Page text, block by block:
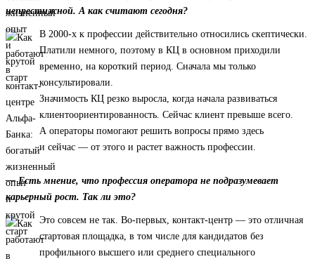
непрестижной. А как считают сегодня?
В 2000-х к профессии действительно относились скептически.
Платили немного, поэтому в КЦ в основном приходили
временно, на короткий период. Сначала мы только
консультировали.
Значимость КЦ резко выросла, когда начала развиваться
клиентоориентированность. Сейчас клиент превыше всего.
А операторы помогают решить вопросы прямо здесь
и сейчас — от этого и растет важность профессии.
— Есть мнение, что профессия оператора не подразумевает
карьерный рост. Так ли это?
Это совсем не так. Во-первых, контакт-центр — это отличная
стартовая площадка, в том числе для кандидатов без
профильного высшего или среднего специального